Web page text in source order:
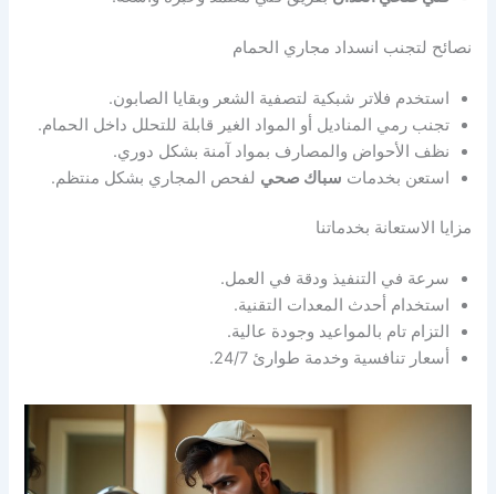
نصائح لتجنب انسداد مجاري الحمام
استخدم فلاتر شبكية لتصفية الشعر وبقايا الصابون.
تجنب رمي المناديل أو المواد الغير قابلة للتحلل داخل الحمام.
نظف الأحواض والمصارف بمواد آمنة بشكل دوري.
استعن بخدمات سباك صحي لفحص المجاري بشكل منتظم.
مزايا الاستعانة بخدماتنا
سرعة في التنفيذ ودقة في العمل.
استخدام أحدث المعدات التقنية.
التزام تام بالمواعيد وجودة عالية.
أسعار تنافسية وخدمة طوارئ 24/7.